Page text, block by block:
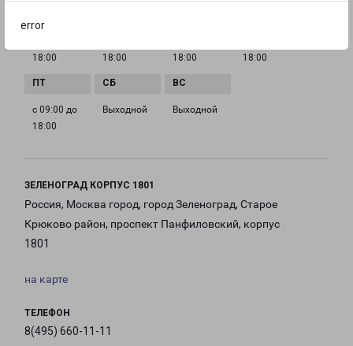
error
18:00
18:00
18:00
18:00
с 09:00 до
18:00
Выходной Выходной
ЗЕЛЕНОГРАД КОРПУС 1801
Россия, Москва город, город Зеленоград, Старое
Крюково район, проспект Панфиловский, корпус
1801
на карте
ТЕЛЕФОН
8(495) 660-11-11